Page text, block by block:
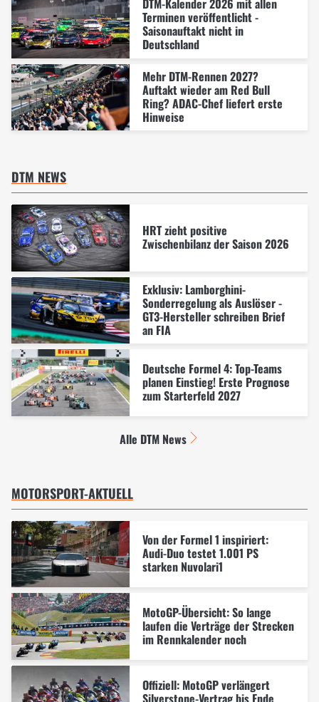
DTM-Kalender 2026 mit allen
Terminen veröffentlicht -
Saisonauftakt nicht in
Deutschland
Mehr DTM-Rennen 2027?
Auftakt wieder am Red Bull
Ring? ADAC-Chef liefert erste
Hinweise
DTM NEWS
HRT zieht positive
Zwischenbilanz der Saison 2026
Exklusiv: Lamborghini-
Sonderregelung als Auslöser -
GT3-Hersteller schreiben Brief
an FIA
Deutsche Formel 4: Top-Teams
planen Einstieg! Erste Prognose
zum Starterfeld 2027
Alle DTM News
MOTORSPORT-AKTUELL
Von der Formel 1 inspiriert:
Audi-Duo testet 1.001 PS
starken Nuvolari1
MotoGP-Übersicht: So lange
laufen die Verträge der Strecken
im Rennkalender noch
Offiziell: MotoGP verlängert
Silverstone-Vertrag bis Ende